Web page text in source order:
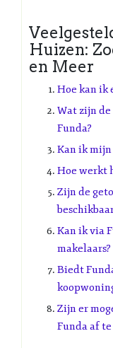
Huizen:
en Meer
Hoe kan ik
Wat zijn de
Funda?
Kan ik
Hoe werkt
Zijn de
Kan ik via
makelaars?
Biedt
Zijn er
Funda af